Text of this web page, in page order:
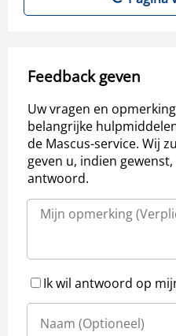
Feedback geven
Uw vragen en
belangrijke
de Mascus-service. Wij
geven u, indien
antwoord.
Ik wil antwoord op